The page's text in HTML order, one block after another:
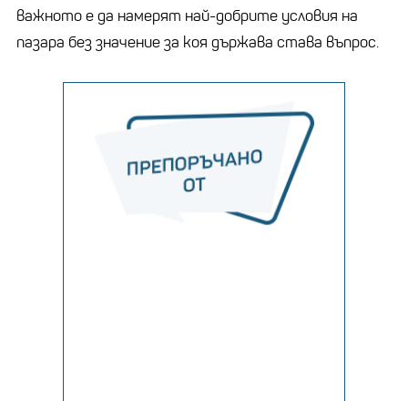
важното е да намерят най-добрите условия на
пазара без значение за коя държава става въпрос.